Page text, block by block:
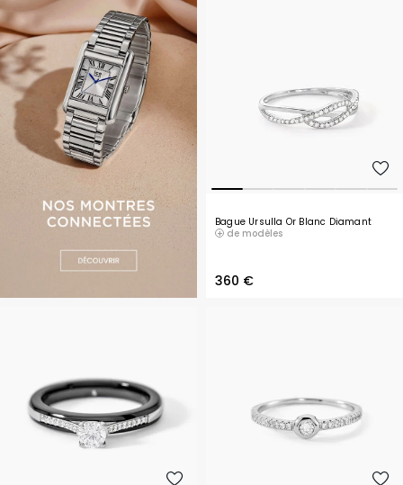
Bague Ursulla Or Blanc Diamant
de modèles
360 €